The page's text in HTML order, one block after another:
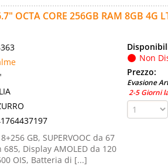
OCTA CORE 256GB RAM 8GB 4G
GB, SUPERVOOC da 67
Display AMOLED da 120
OIS, Batteria di [...]
Non
Prezzo:
Evasione
2-5 Giorni